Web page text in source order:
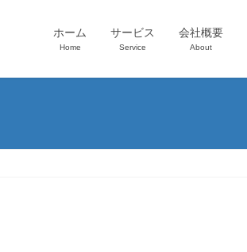
ホーム
Home
サービス
Service
会社概要
About